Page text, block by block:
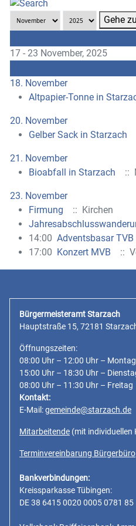
Gehe
17 - 23 November, 2025
18. November
Altpapier-Tonne in
20. November
Gelber Sack in Starzach
21. November
Bioabfall in Starzach
::
23. November
Firmung
:: Kirchen
14:00 Adventsbasar TVB
17:00 Konzert MVB ::
Bürgermeisteramt Starzach
Hauptstraße 15, 72181
Öffnungszeiten:
08:00 Uhr – 12:00 Uhr –
15:00 Uhr – 18:30 Uhr –
08:00 Uhr – 11:30 Uhr – Freitag
Kontakt:
E-Mail:gemeinde@starzach.de
Mitarbeitende (mit
Terminvereinbarung Bürgerbüro
Bankverbindungen:
Kreissparkasse Tübingen:
DE 38 6415 0020 0005 0781 85